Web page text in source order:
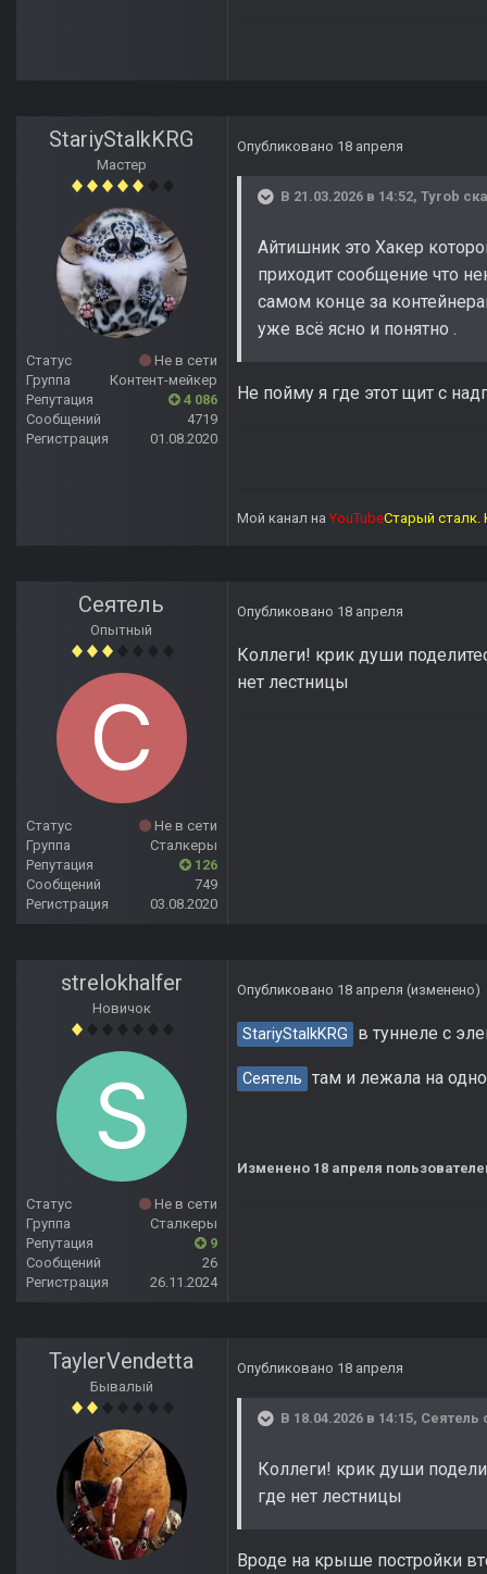
StariyStalkKRG
Мастер
Статус
Не в сети
Группа
Контент-мейкер
Репутация
4 086
Сообщений
4719
Регистрация
01.08.2020
Опубликовано 18 апреля
В 21.03.2026 в 14:52, Tyrob
Айтишник это Хакер
приходит сообщение что
самом конце за
уже всё ясно и понятно .
Не пойму я где этот щит с
Мой канал наYouTubeСтарый сталк.
Сеятель
Опытный
Статус
Не в сети
Группа
Сталкеры
Репутация
126
Сообщений
749
Регистрация
03.08.2020
Опубликовано 18 апреля
Коллеги! крик души
нет лестницы
strelokhalfer
Новичок
Статус
Не в сети
Группа
Сталкеры
Репутация
9
Сообщений
26
Регистрация
26.11.2024
Опубликовано 18 апреля (изменено)
StariyStalkKRG в туннеле с
Сеятель там и лежала на
Изменено 18 апреля
TaylerVendetta
Бывалый
Опубликовано 18 апреля
В 18.04.2026 в 14:15, Сеятель
Коллеги! крик души
где нет лестницы
Вроде на крыше постройки